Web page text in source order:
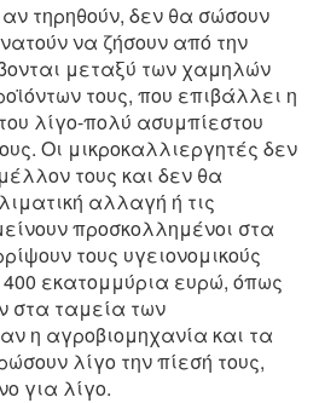
τηρηθούν, δεν θα σώσουν
να ζήσουν από την
μεταξύ των χαμηλών
τους, που επιβάλλει η
λίγο-πολύ ασυμπίεστου
Οι μικροκαλλιεργητές δεν
τους και δεν θα
αλλαγή ή τις
προσκολλημένοι στα
τους υγειονομικούς
εκατομμύρια ευρώ, όπως
στα ταμεία των
η αγροβιομηχανία και τα
λίγο την πίεσή τους,
για λίγο.